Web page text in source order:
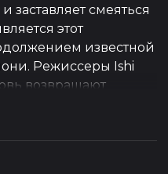
заставляет смеяться
этот
известной
Режиссеры Ishi
возвращают
где музыка, дружба и
целое, создавая
Сценарий,
акцент на